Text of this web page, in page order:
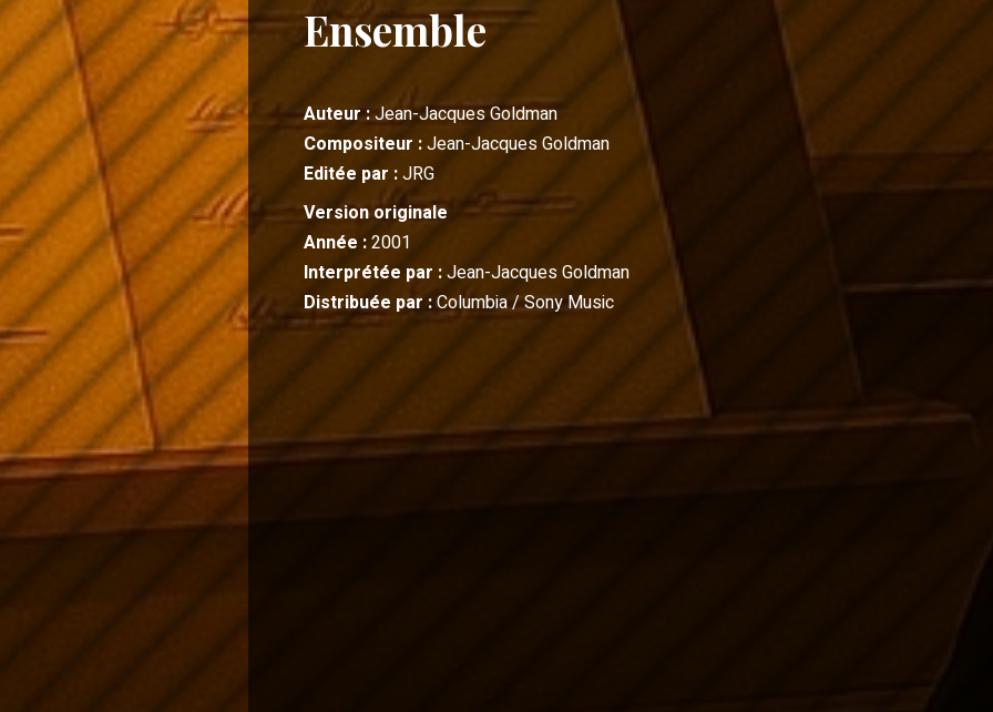
Ensemble
Auteur :Jean-Jacques Goldman
Compositeur :Jean-Jacques Goldman
Editée par :JRG
Version originale
Année :2001
Interprétée par :Jean-Jacques Goldman
Distribuée par :Columbia / Sony Music